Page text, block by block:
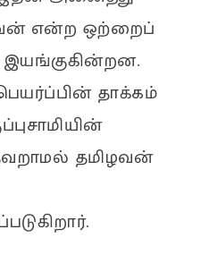
என்ற ஒற்றைப்
இயங்குகின்றன.
தாக்கம்
தமிழவன்